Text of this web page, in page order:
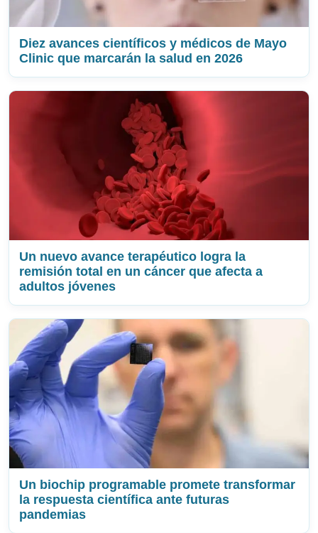
Diez avances científicos y médicos de Mayo
Clinic que marcarán la salud en 2026
Un nuevo avance terapéutico logra la
remisión total en un cáncer que afecta a
adultos jóvenes
Un biochip programable promete transformar
la respuesta científica ante futuras
pandemias